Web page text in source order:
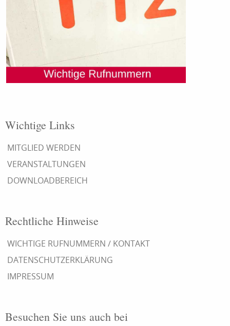
Wichtige Links
MITGLIED WERDEN
VERANSTALTUNGEN
DOWNLOADBEREICH
Rechtliche Hinweise
WICHTIGE RUFNUMMERN / KONTAKT
DATENSCHUTZERKLÄRUNG
IMPRESSUM
Besuchen Sie uns auch bei